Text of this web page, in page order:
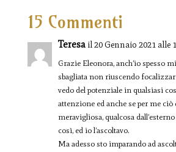
15 Commenti
Teresa il 20 Gennaio 2021 alle
Grazie Eleonora, anch’io spesso
sbagliata non riuscendo
vedo del potenziale in qualsiasi
attenzione ed anche se per me ciò
meravigliosa, qualcosa
così, ed io l’ascoltavo.
Ma adesso sto imparando ad